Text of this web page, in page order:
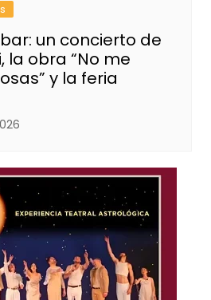
un concierto de
la obra “No me
y la feria